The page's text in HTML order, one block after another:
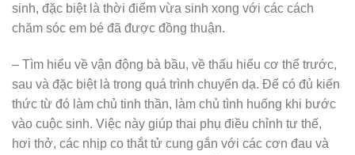
sinh, đặc biệt là thời điểm vừa sinh xong với các cách
chăm sóc em bé đã được đồng thuận.
– Tìm hiểu về vận động bà bầu, về thấu hiểu cơ thể trước,
sau và đặc biệt là trong quá trình chuyển dạ. Để có đủ kiến
thức từ đó làm chủ tinh thần, làm chủ tình huống khi bước
vào cuộc sinh. Việc này giúp thai phụ điều chỉnh tư thế,
hơi thở, các nhịp co thắt tử cung gắn với các cơn đau và